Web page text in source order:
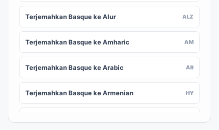
Terjemahkan Basque ke Alur ALZ
Terjemahkan Basque ke Amharic AM
Terjemahkan Basque ke Arabic AR
Terjemahkan Basque ke Armenian HY